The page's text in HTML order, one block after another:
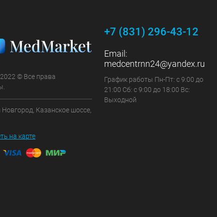
© Все права
Казанское шоссе,
на карте
+7 (831) 296-43-12
Email:
medcentrnn24@yandex.ru
График работы Пн-Пт: с 9:00 до
21:00 Сб: с 9:00 до 18:00 Вс:
Выходной